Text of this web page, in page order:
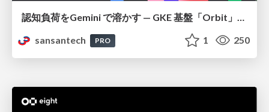
認知負荷をGemini で溶かす — GKE 基盤「Orbit」における AI エージェントの実践
sansantech
PRO 1 250